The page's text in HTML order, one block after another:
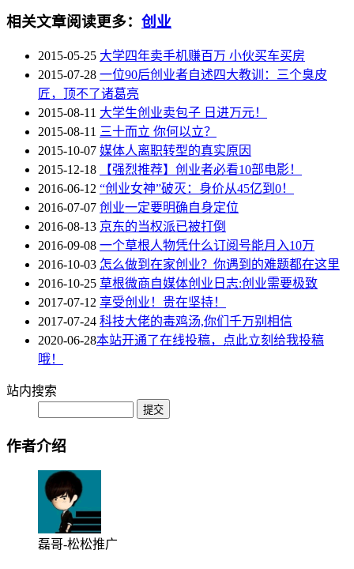
相关文章阅读更多： 创业
2015-05-25 大学四年卖手机赚百万 小伙买车买房
2015-07-28 一位90后创业者自述四大教训：三个臭皮
匠，顶不了诸葛亮
2015-08-11 大学生创业卖包子 日进万元！
2015-08-11 三十而立 你何以立？
2015-10-07 媒体人离职转型的真实原因
2015-12-18
【强烈推荐】创业者必看10部电影！
2016-06-12 “创业女神”破灭：身价从45亿到0！
2016-07-07 创业一定要明确自身定位
2016-08-13 京东的当权派已被打倒
2016-09-08 一个草根人物凭什么订阅号能月入10万
2016-10-03 怎么做到在家创业？你遇到的难题都在这里
2016-10-25 草根微商自媒体创业日志:创业需要极致
2017-07-12 享受创业！贵在坚持！
2017-07-24 科技大佬的毒鸡汤,你们千万别相信
2020-06-28本站开通了在线投稿，点此立刻给我投稿
哦！
站内搜索
作者介绍
磊哥-松松推广